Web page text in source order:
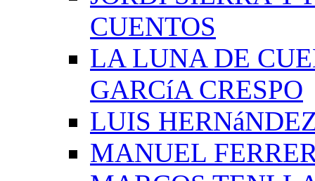
CUENTOS
LA LUNA DE
GARCíA CRESPO
LUIS
MANUEL